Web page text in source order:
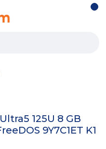
125U 8 GB
9Y7C1ET K1